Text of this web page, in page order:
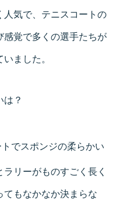
人気で、テニスコートの
感覚で多くの選手たちが
ました。
？
でスポンジの柔らかい
リーがものすごく長く
てもなかなか決まらな